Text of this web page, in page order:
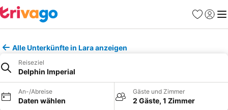
Favoriten
Alle Unterkünfte in Lara anzeigen
Reiseziel
Delphin Imperial
An-/Abreise
Daten wählen
Gäste und Zimmer
2 Gäste, 1 Zimmer